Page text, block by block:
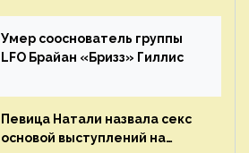
«Сплин»
Умер сооснователь группы
LFO Брайан «Бризз» Гиллис
Певица Натали назвала секс
основой выступлений на